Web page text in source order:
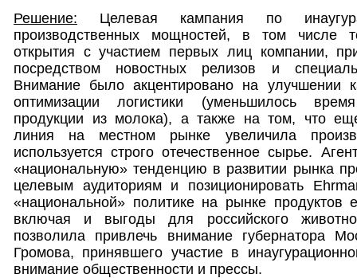
Решение: Целевая кампания по
производственных мощностей, в том числе
открытия с участием первых лиц компании,
посредством новостных релизов и
Внимание было акцентировано на улучшении
оптимизации логистики (уменьшилось
продукции из молока), а также на том, что
линия на местном рынке увеличила
используется строго отечественное сырье.
«национальную» тенденцию в развитии рынка
целевым аудиториям и позиционировать
«национальной» политике на рынке продуктов
включая и выгоды для российского
позволила привлечь внимание губернатора
Громова, принявшего участие в
внимание общественности и прессы.